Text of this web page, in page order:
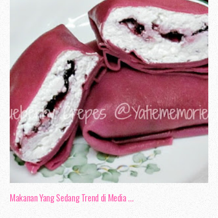
Justeru, dalam apa jua bentuk
fokus dan memberi sepenuh tumpuan
melakukan kesilapan. Baik di
mahupun di ruangan sosial - internet,
mengamalkan konsep komunikasi berkesan.
Aku juga kadang - kadang berasa geram
melakukan apa yang di suruh, seolah -
yang di keluarkan sebelumnya. Adakah
Makanan Yang Sedang Trend di Media ...